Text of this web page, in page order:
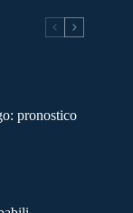
pronostico